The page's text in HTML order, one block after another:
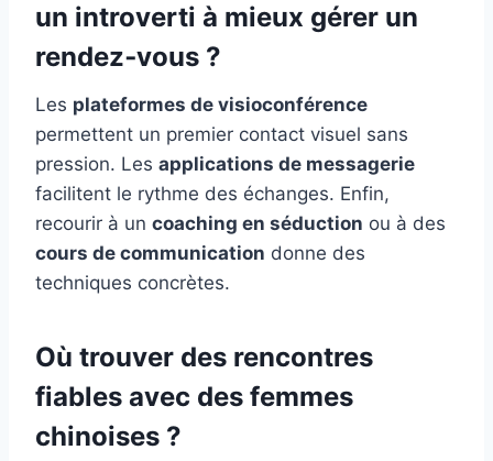
un introverti à mieux gérer un
rendez‑vous ?
Les plateformes de visioconférence
permettent un premier contact visuel sans
pression. Les applications de messagerie
facilitent le rythme des échanges. Enfin,
recourir à un coaching en séduction ou à des
cours de communication donne des
techniques concrètes.
Où trouver des rencontres
fiables avec des femmes
chinoises ?